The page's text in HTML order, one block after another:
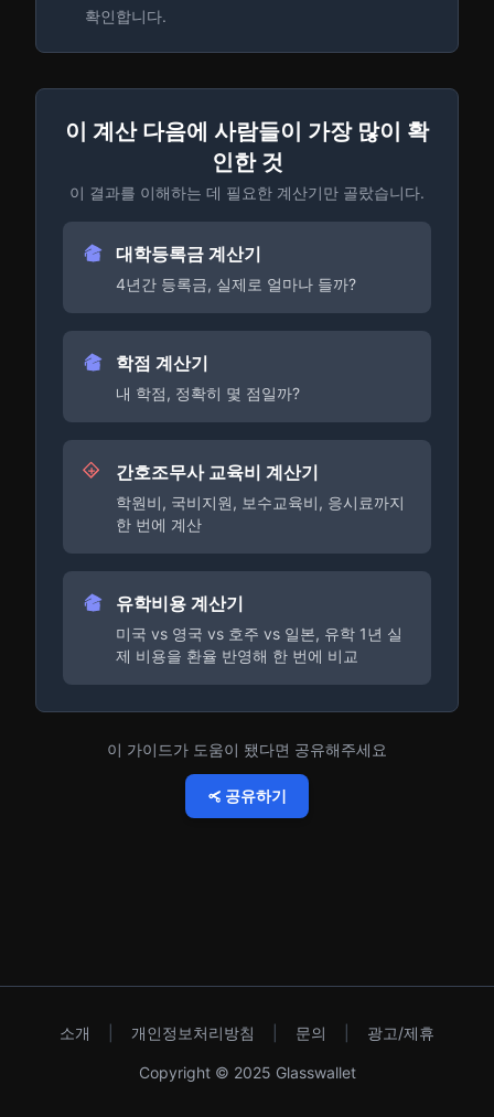
확인합니다.
이 계산 다음에 사람들이 가장 많이 확
인한 것
이 결과를 이해하는 데 필요한 계산기만 골랐습니다.
대학등록금 계산기
4년간 등록금, 실제로 얼마나 들까?
학점 계산기
내 학점, 정확히 몇 점일까?
간호조무사 교육비 계산기
학원비, 국비지원, 보수교육비, 응시료까지
한 번에 계산
유학비용 계산기
미국 vs 영국 vs 호주 vs 일본, 유학 1년 실
제 비용을 환율 반영해 한 번에 비교
이 가이드가 도움이 됐다면 공유해주세요
공유하기
소개 개인정보처리방침 문의 광고/제휴
Copyright © 2025 Glasswallet